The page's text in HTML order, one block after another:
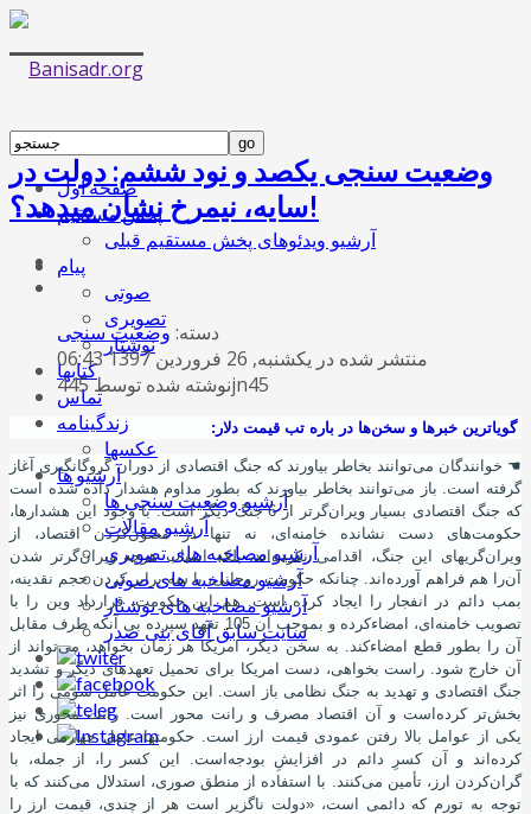
صفحه اول
پخش مستقیم
آرشیو ویدئوهای پخش مستقیم قبلی
پیام
صوتی
تصویری
نوشتار
کتابها
تماس
زندگینامه
عکسها
آرشیو ها
آرشیو وضعیت سنجی ها
آرشیو مقالات
آرشیو مصاخبه های تصویری
آرشیو مصاخبه های صوتی
آرشیو مصاخبه های نوشتار
سایت سابق آقای بنی صدر
وضعیت سنجی یکصد و نود ششم: دولت در
سایه، نیمرخ نشان میدهد؟!
دسته: وضعیت سنجی
منتشر شده در یکشنبه, 26 فروردين 1397 06:43
نوشته شده توسط 445jn45
گویاترین خبرها و سخنها در باره تب قیمت دلار:
☚ خوانندگان میتوانند بخاطر بیاورند که جنگ اقتصادی از دوران گروگانگیری آغاز
گرفته
است. باز میتوانند بخاطر بیاورند که بطور مداوم هشدار داده شده
است
که جنگ اقتصادی بسیار ویران
گرتر از 6 جنگ دیگر است. با وجود این هشدارها،
حکومتهای دست نشانده خامنه ای، نه تنها در مصونکردن اقتصاد، از
ویرانگریهای این جنگ، اقدامی نکرده اند، بلکه اسباب هرچه ویرانگرتر شدن
آنرا هم فراهم آورده اند. چنانکه حکومت روحانی، با سه برابر کردن حجم نقدینه،
بمب دائم در انفجار را ایجاد کردهاست. هم این حکومت، قرارداد وین را با
تصویب خامنه ای، امضاءکرده و بموجب آن 105 تعهد سپرده بی
آنکه طرف مقابل
آن را بطور قطع امضاءکند. به سخن دیگر، امریکا هر زمان بخواهد، میتواند از
آن خارج شود. راست بخواهی، دست امریکا برای تحمیل تعهدهای دیگر و تشدید
جنگ اقتصادی و تهدید به جنگ نظامی باز است. این حکومت عامل سومی را اثر
بخشتر کرده است و آن اقتصاد مصرف و رانت محور است. رانت محوری نیز
یکی از عوامل بالا رفتن عمودی قیمت ارز است. حکومتها عامل چهارمی ایجاد
کرده اند و آن کسرِ دائم در افزایشِ بودجه است. این کسر را، از جمله، با
گرانکردن ارز، تأمین میکنند. با استفاده از منطق صوری، استدلال میکنند که با
توجه به تورم که دائمی است، «دولت ناگزیر است هر از چندی، قیمت ارز را